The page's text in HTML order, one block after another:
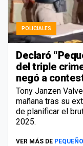
POLICIALES
Declaró
del triple
negó a
Tony Janzen
mañana tras su
de planificar el
2025.
VER MÁS DE